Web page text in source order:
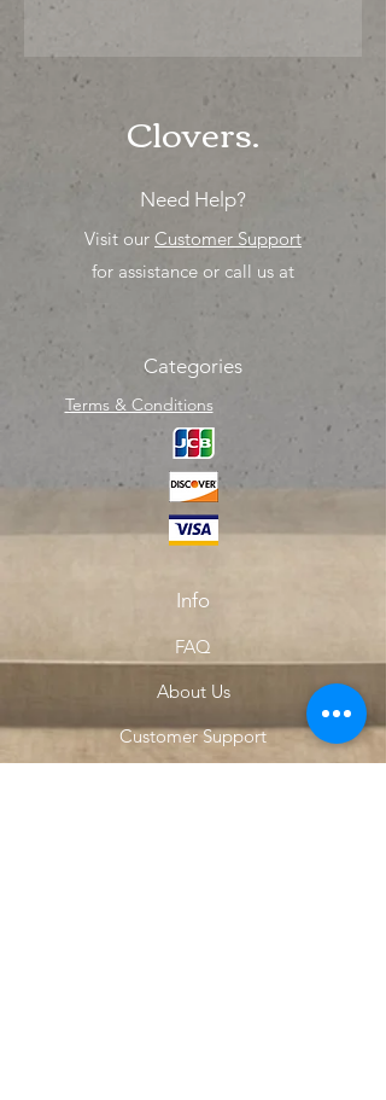
solo los mejores precios para tu
tienda o proyecto" venta por
Clovers.
Need Help?
Visit our Customer Support
for assistance or call us at
Categories
Terms & Conditions
Info
FAQ
About Us
Customer Support